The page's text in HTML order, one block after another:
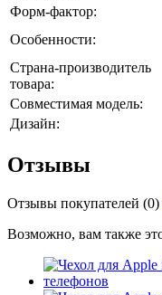
Форм-фактор:
Особенности:
Страна-производитель
товара:
Совместимая модель:
Дизайн:
Отзывы
Отзывы покупателей (0)
Возможно, вам также